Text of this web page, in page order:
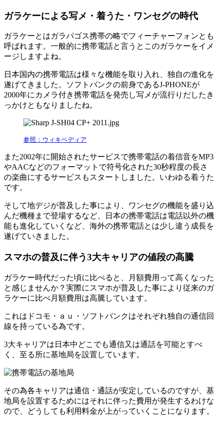
ガラケーによる写メ・着うた・ワンセグの時代
ガラケーとはガラパゴス携帯の略でフィーチャーフォンとも
呼ばれます。一般的に携帯電話と言うとこのガラケーをイメ
ージしますよね。
日本国内の携帯電話は様々な機能を取り入れ、独自の進化を
遂げてきました。ソフトバンクの前身であるJ-PHONEが
2000年にカメラ付き携帯電話を発売し写メが流行りだしたき
っかけともなりましたね。
参照：ウィキペディア
また2002年に開始されたサービスで携帯電話の着信音をMP3
やAACなどのフォーマットで符号化された30秒程度の長さ
の楽曲にするサービスもスタートしました。いわゆる着うた
です。
そして地デジが普及した事により、ワンセグの機能を盛り込
んだ機種まで登場するなど、日本の携帯電話は電話以外の機
能も進化していくなど、海外の携帯電話とは少し違う成長を
遂げていきました。
スマホの普及に伴う3大キャリアの値段の高騰
ガラケー時代だった頃に比べると、月額費用って高くなった
と感じませんか？実際にスマホが普及した事により従来のガ
ラケーに比べ月額費用は高騰しています。
これはドコモ・ａｕ・ソフトバンクはそれぞれ独自の通信回
線を持っている為です。
3大キャリアは日本中どこでも通信又は通話を可能とすべ
く、至る所に基地局を設置しています。
その為各キャリアは通信・通話が安定しているのですが、基
地局を設置するためにはそれに伴った費用が発生するわけな
ので、どうしても利用料金が上がっていくことになります。